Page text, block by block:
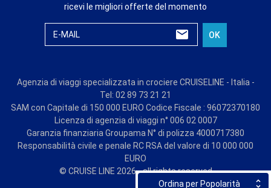
Ordina per Popolarità
ricevi le migliori offerte del momento
E-MAIL OK
Agenzia di viaggi specializzata in crociere CRUISELINE - Italia -
Tel: 02 89 73 21 21
SAM con Capitale di 150 000 EURO Codice Fiscale : 96072370180
Licenza di agenzia di viaggi n° 006 02 0007
Garanzia finanziaria Groupama N° di polizza 4000717380
Responsabilità civile e penale RC RSA del valore di 10 000 000
EURO
© CRUISE LINE 2026 - all rights reserved